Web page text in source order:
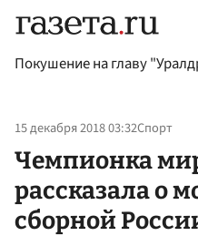
Покушение на главу
15 декабря 2018 03:32Спорт
Чемпионка
рассказала о
сборной